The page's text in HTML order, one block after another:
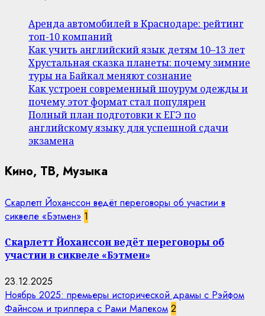
Аренда автомобилей в Краснодаре: рейтинг
топ-10 компаний
Как учить английский язык детям 10–13 лет
Хрустальная сказка планеты: почему зимние
туры на Байкал меняют сознание
Как устроен современный шоурум одежды и
почему этот формат стал популярен
Полный план подготовки к ЕГЭ по
английскому языку для успешной сдачи
экзамена
Кино, ТВ, Музыка
Скарлетт Йоханссон ведёт переговоры об участии в
сиквеле «Бэтмен» 1
Скарлетт Йоханссон ведёт переговоры об
участии в сиквеле «Бэтмен»
23.12.2025
Ноябрь 2025: премьеры исторической драмы с Рэйфом
Файнсом и триллера с Рами Малеком 2